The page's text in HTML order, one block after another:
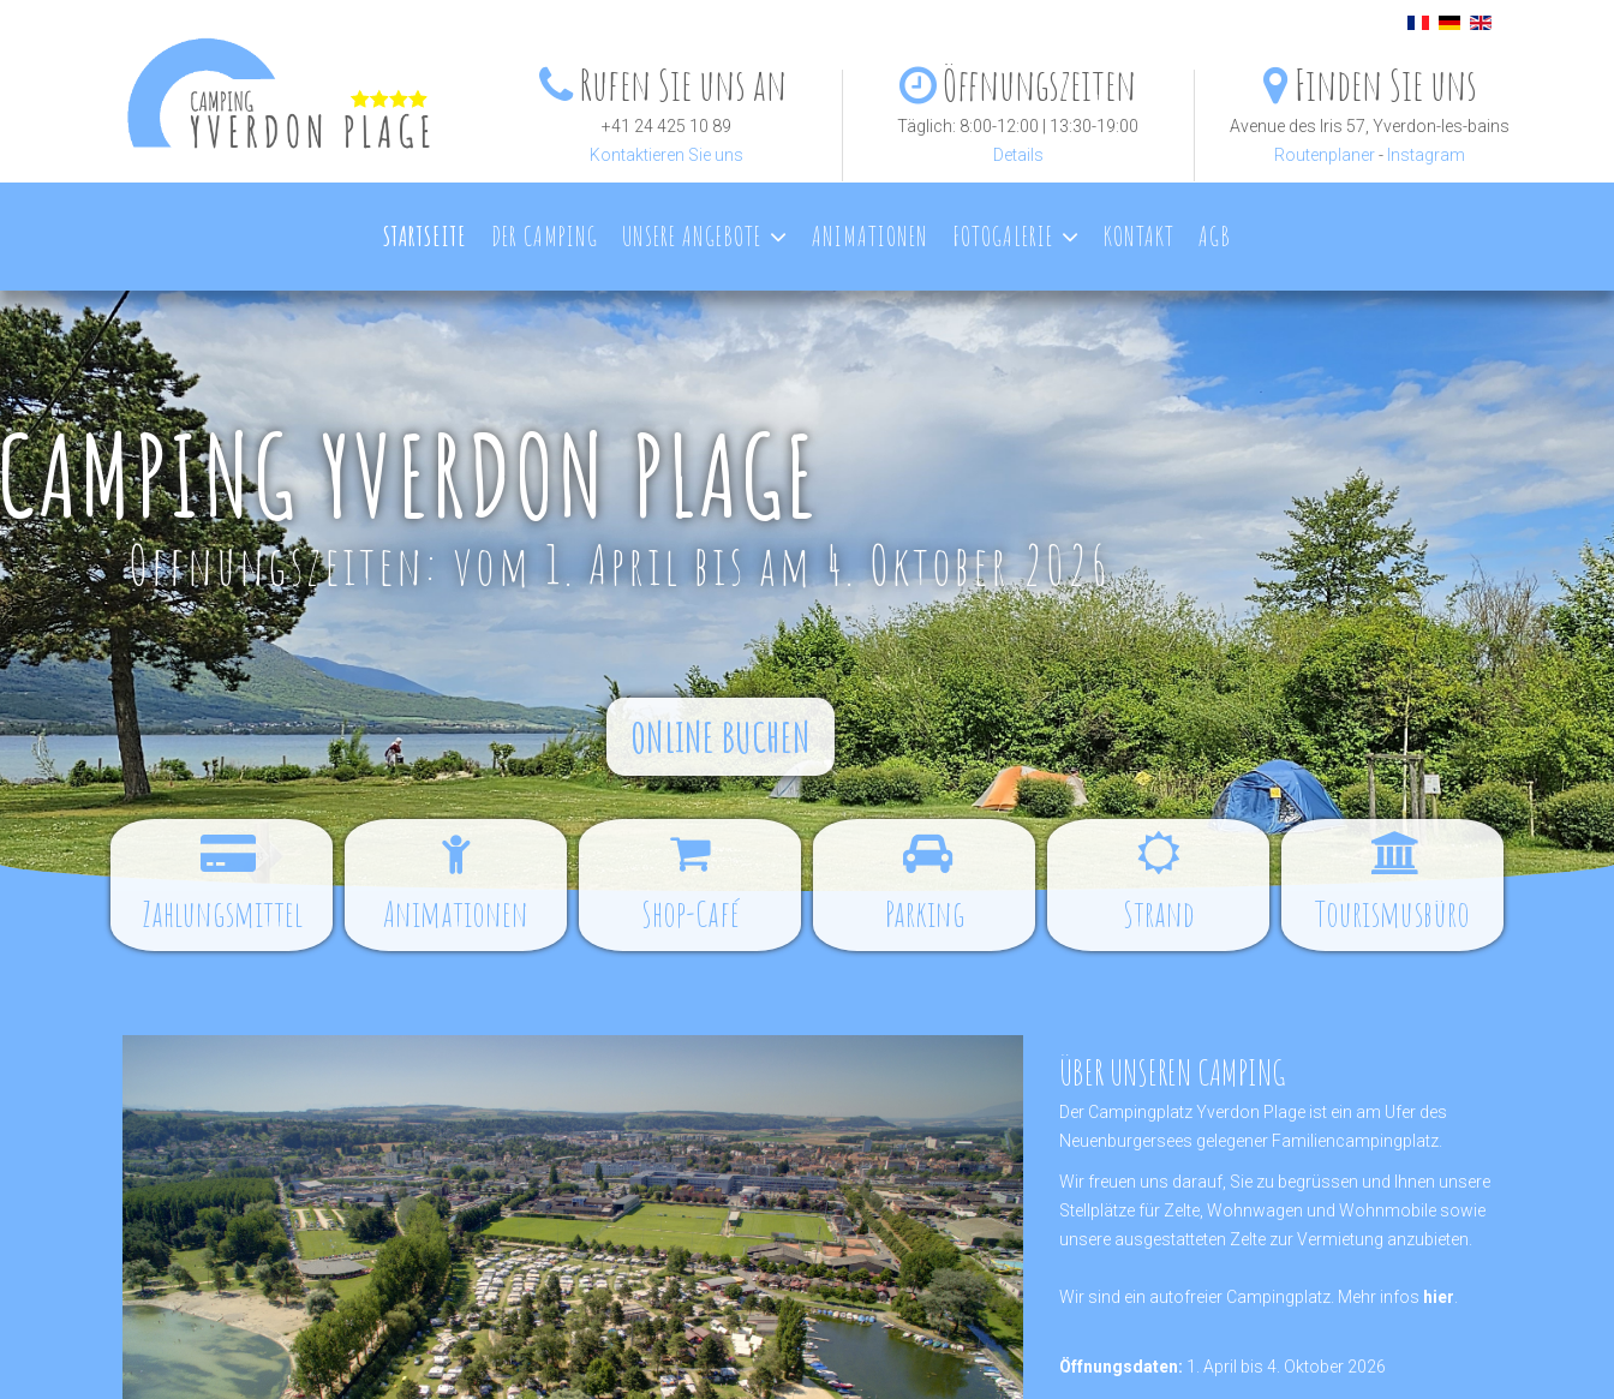
Rufen Sie uns an
+41 24 425 10 89
Kontaktieren Sie uns
Öffnungszeiten
Täglich: 8:00-12:00 | 13:30-19:00
Details
Finden Sie uns
Avenue des Iris 57, Yverdon-les-bains
Routenplaner- Instagram
STARTSEITE DER CAMPING UNSERE ANGEBOTE ANIMATIONEN FOTOGALERIE KONTAKT AGB
YVERDON PLAGE
ONLINE BUCHEN
Öffnungszeiten: vom 1. April bis am 4. Oktober 2026
Zahlungsmittel Animationen Shop-Café Parking Strand Tourismusbüro
ÜBER UNSEREN CAMPING
Der Campingplatz Yverdon Plage ist ein am Ufer des
Neuenburgersees gelegener Familiencampingplatz.
Wir freuen uns darauf, Sie zu begrüssen und Ihnen unsere
Stellplätze für Zelte, Wohnwagen und Wohnmobile sowie
unsere ausgestatteten Zelte zur Vermietung anzubieten.
Wir sind ein autofreier Campingplatz. Mehr infos hier
Öffnungsdaten: 1. April bis 4. Oktober 2026